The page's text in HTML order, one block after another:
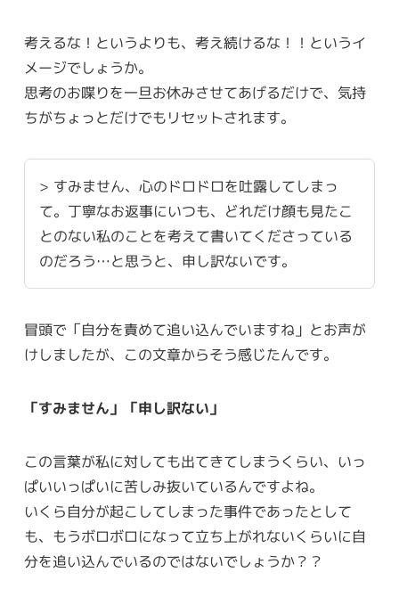
考えるな！というよりも、考え続けるな！！というイ
メージでしょうか。
思考のお喋りを一旦お休みさせてあげるだけで、気持
ちがちょっとだけでもリセットされます。
> すみません、心のドロドロを吐露してしまっ
て。丁寧なお返事にいつも、どれだけ顔も見たこ
とのない私のことを考えて書いてくださっている
のだろう…と思うと、申し訳ないです。
冒頭で「自分を責めて追い込んでいますね」とお声が
けしましたが、この文章からそう感じたんです。
「すみません」「申し訳ない」
この言葉が私に対しても出てきてしまうくらい、いっ
ぱいいっぱいに苦しみ抜いているんですよね。
いくら自分が起こしてしまった事件であったとして
も、もうボロボロになって立ち上がれないくらいに自
分を追い込んでいるのではないでしょうか？？